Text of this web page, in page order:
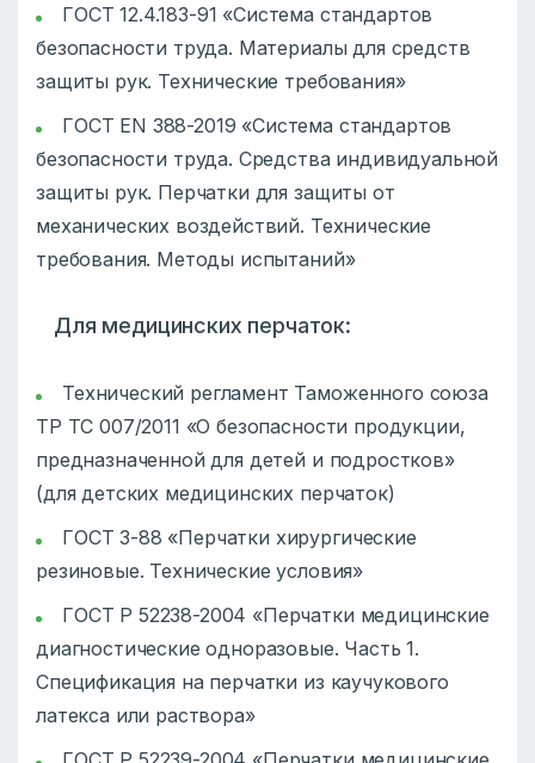
ГОСТ 12.4.183-91 «Система стандартов
безопасности труда. Материалы для средств
защиты рук. Технические требования»
ГОСТ EN 388-2019 «Система стандартов
безопасности труда. Средства индивидуальной
защиты рук. Перчатки для защиты от
механических воздействий. Технические
требования. Методы испытаний»
Для медицинских перчаток:
Технический регламент Таможенного союза
ТР ТС 007/2011 «О безопасности продукции,
предназначенной для детей и подростков»
(для детских медицинских перчаток)
ГОСТ 3-88 «Перчатки хирургические
резиновые. Технические условия»
ГОСТ Р 52238-2004 «Перчатки медицинские
диагностические одноразовые. Часть 1.
Спецификация на перчатки из каучукового
латекса или раствора»